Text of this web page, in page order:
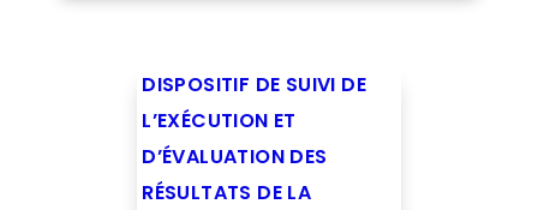
DISPOSITIF DE SUIVI DE
L’EXÉCUTION ET
D’ÉVALUATION DES
RÉSULTATS DE LA